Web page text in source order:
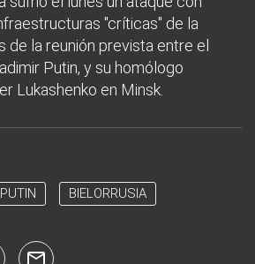
"críticas" de la
de la reunión prevista entre el
Putin, y su homólogo
Lukashenko en Minsk.
BIELORRUSIA